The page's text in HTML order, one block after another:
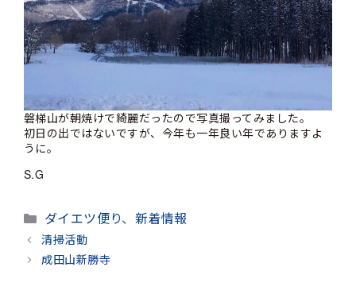
磐梯山が朝焼けで綺麗だったので写真撮ってみました。
初日の出ではないですが、今年も一年良い年でありますよ
うに。
S.G
カ
テ
ゴ
ダイエツ便り、 新着情報
清掃活動
成田山新勝寺